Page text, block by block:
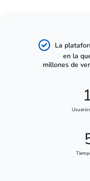
La
en la
millones de